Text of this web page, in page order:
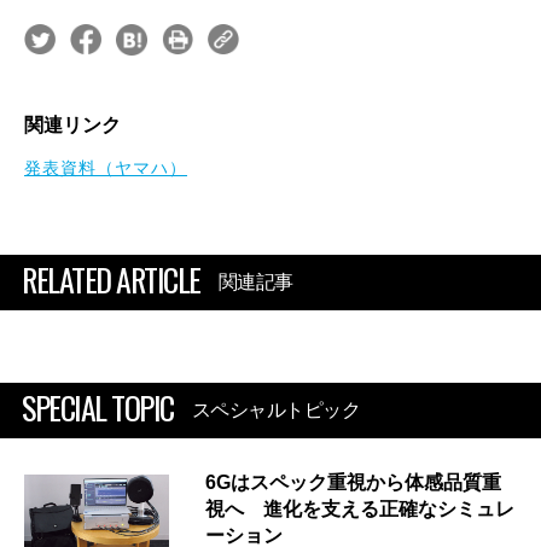
関連リンク
発表資料（ヤマハ）
RELATED ARTICLE 関連記事
SPECIAL TOPIC スペシャルトピック
6Gはスペック重視から体感品質重
視へ 進化を支える正確なシミュレ
ーション